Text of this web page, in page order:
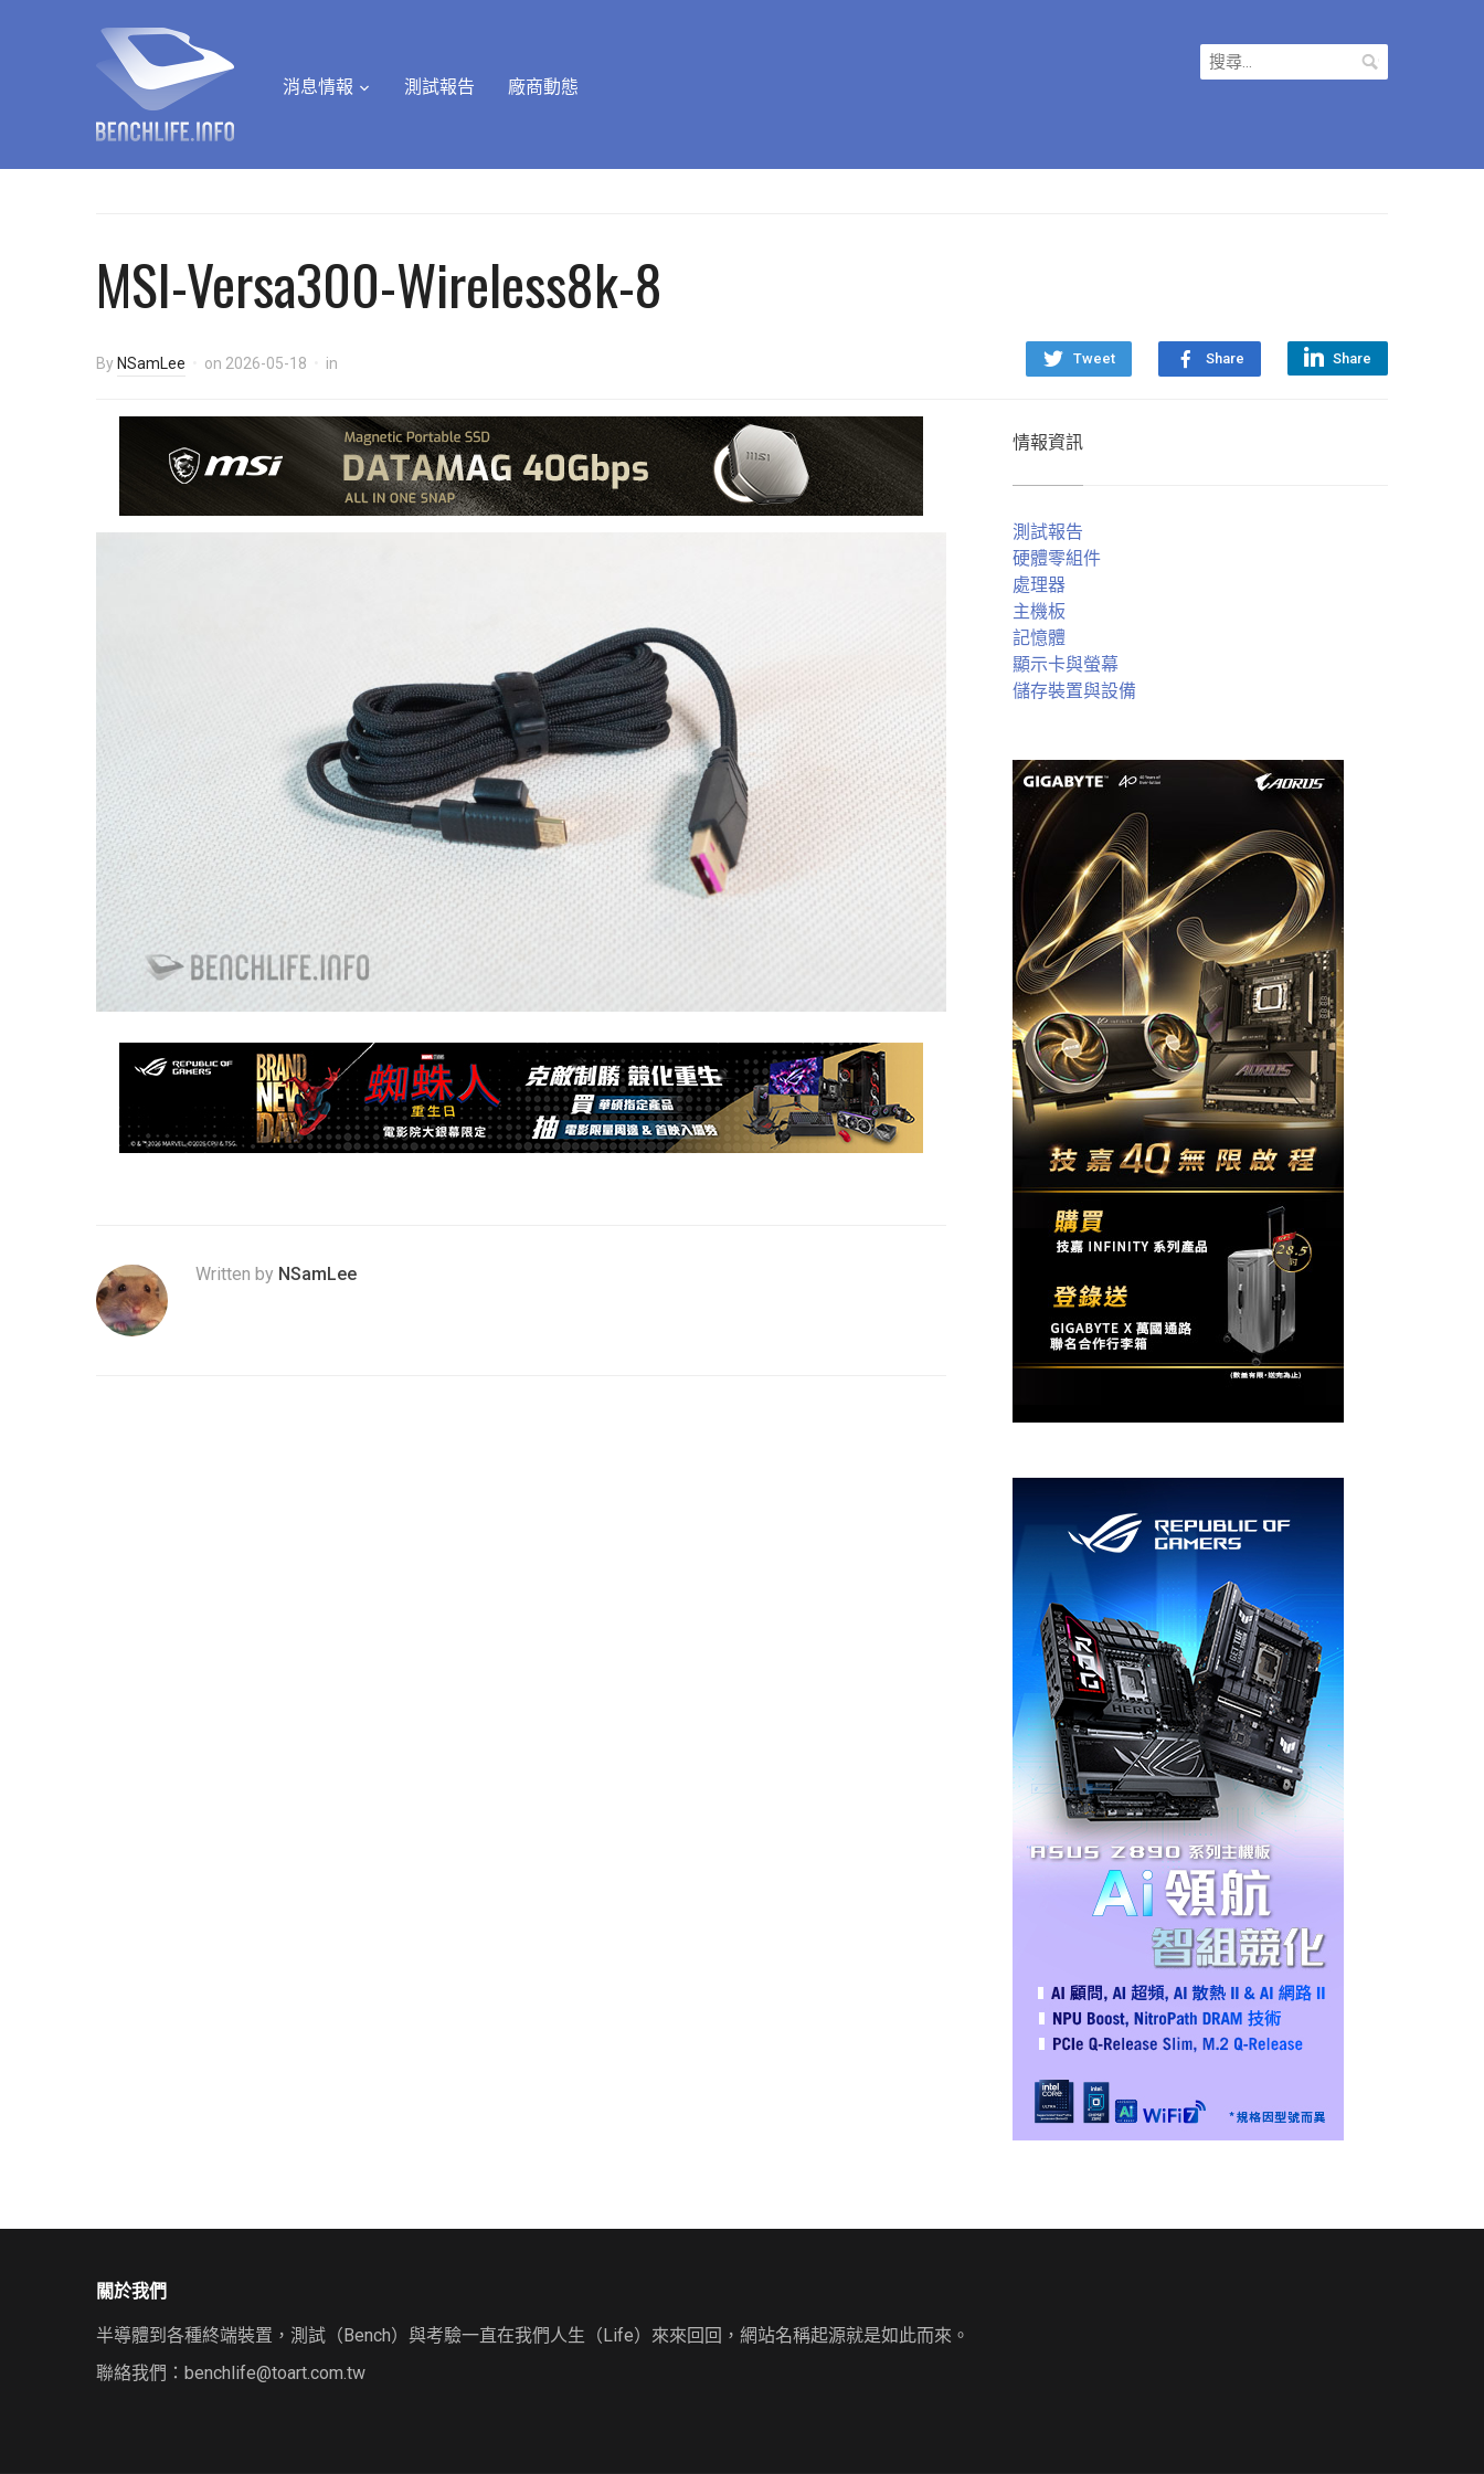
消息情報 測試報告 廠商動態
搜
尋
MSI-Versa300-Wireless8k-8
Tweet Share Share
By NSamLee on 2026-05-18 in
Written by NSamLee
情報資訊
測試報告
硬體零組件
處理器
主機板
記憶體
顯示卡與螢幕
儲存裝置與設備
關於我們
半導體到各種終端裝置，測試（Bench）與考驗一直在我們人生（Life）來來回回，網站名稱起源就是如此而來。
聯絡我們： benchlife@toart.com.tw